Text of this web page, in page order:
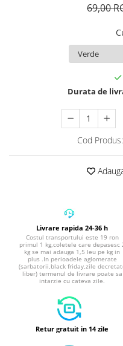
69,00
Durata de
Cod Produs:
Livrare rapida 24-36 h
Costul transportului este 19 ron
primul 1 kg,coletele care depasesc
kg se mai adauga 1,5 leu pe kg in
plus .In perioadele aglomerate
(sarbatorii,black friday,zile
liber) termenul de livrare poate sa
intarzie cu cateva zile.
Retur gratuit in 14 zile